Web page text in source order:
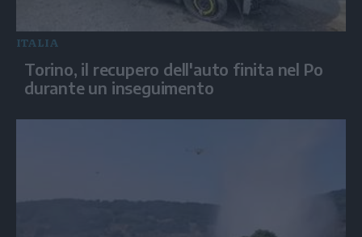
ITALIA
Torino, il recupero dell'auto finita nel Po
durante un inseguimento